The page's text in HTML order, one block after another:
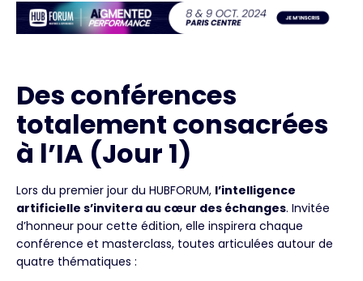
Des conférences
totalement consacrées
à l’IA (Jour 1)
Lors du premier jour du HUBFORUM, l’intelligence
artificielle s’invitera au cœur des échanges. Invitée
d’honneur pour cette édition, elle inspirera chaque
conférence et masterclass, toutes articulées autour de
quatre thématiques :